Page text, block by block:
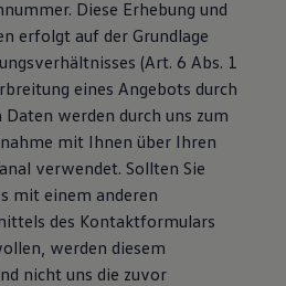
Diese Erhebung und
erfolgt auf der Grundlage
(Art. 6 Abs. 1
eines Angebots durch
werden durch uns zum
mit Ihnen über Ihren
verwendet. Sollten Sie
mit einem anderen
des Kontaktformulars
werden diesem
nicht uns die zuvor